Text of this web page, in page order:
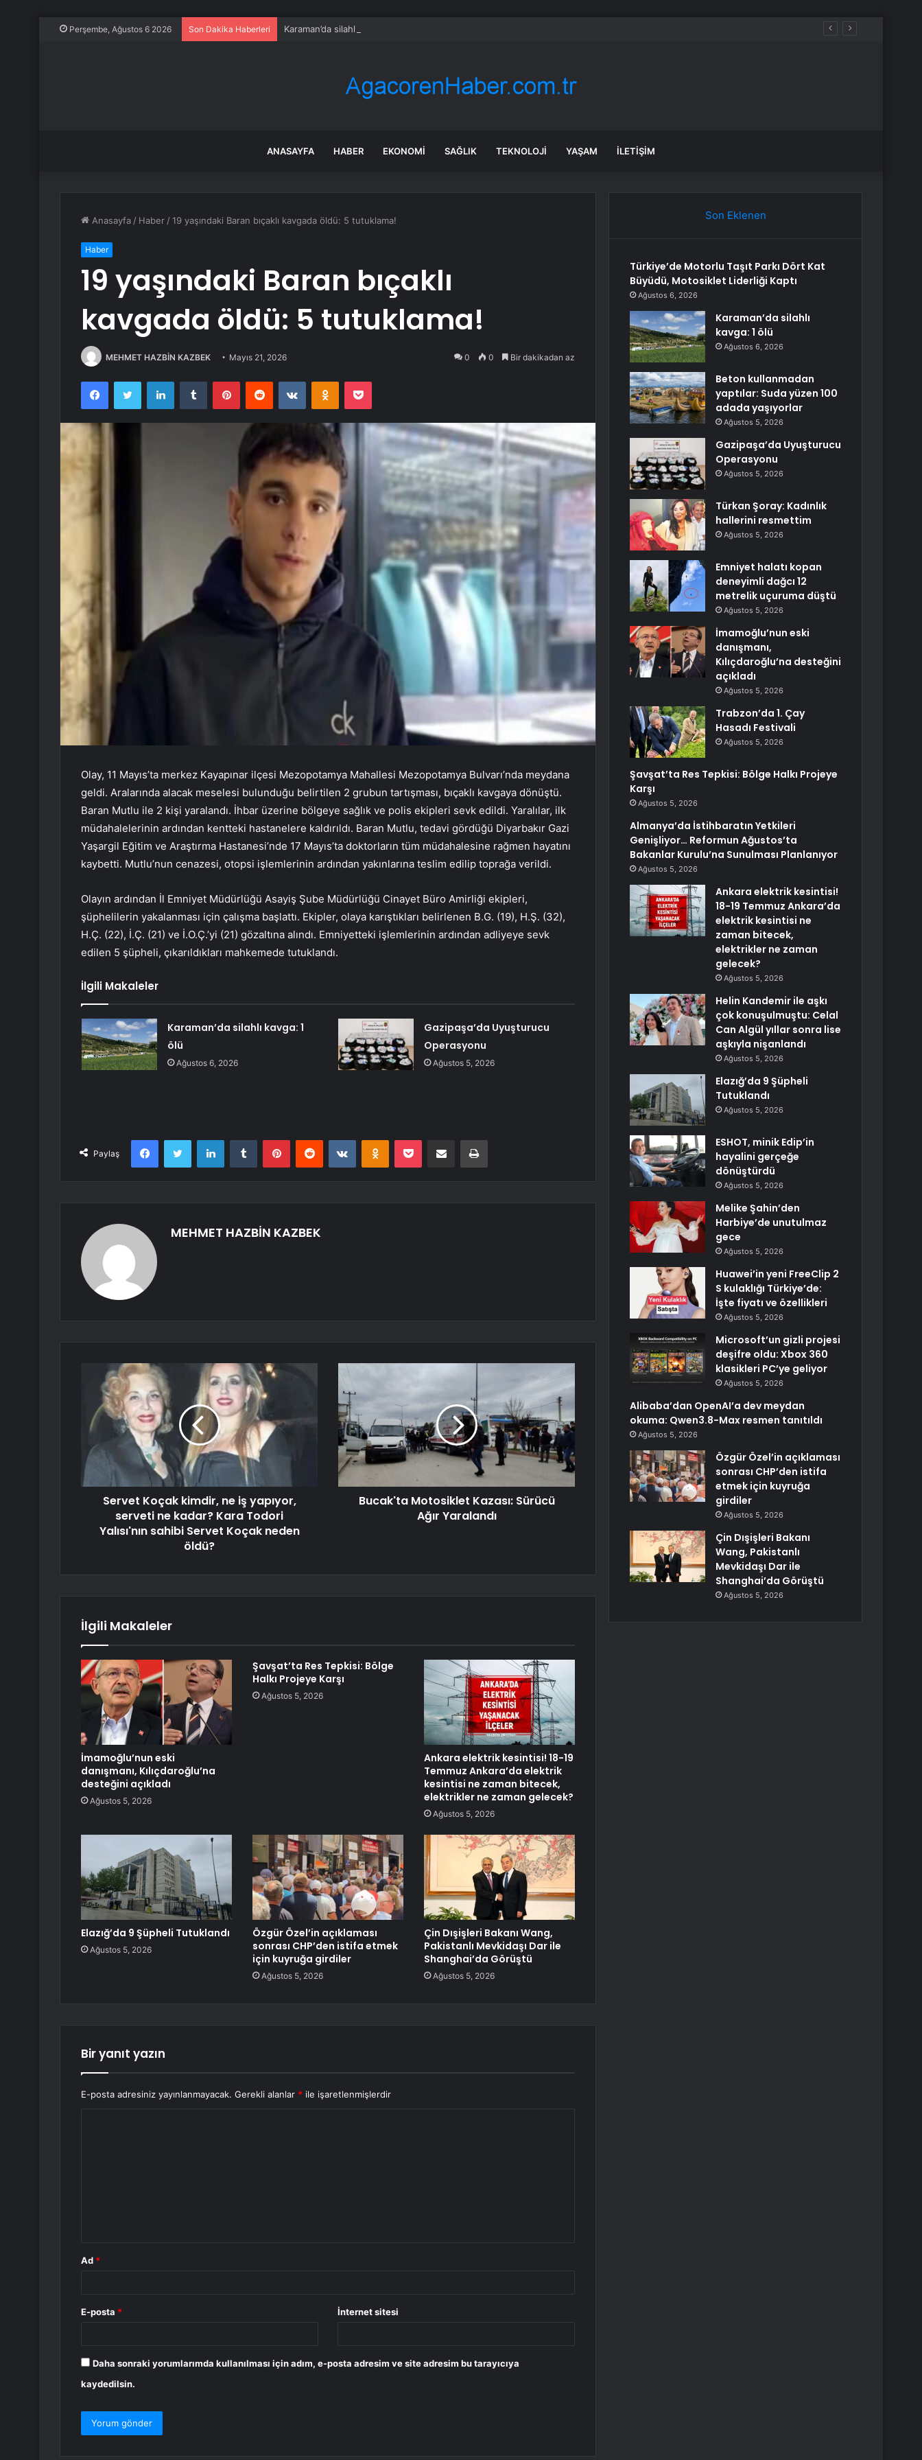
Perşembe, Ağustos 6 2026 Son Dakika Haberleri Karaman’da silahlı kavga: 1 ölü
ANASAYFA HABER EKONOMI SAĞLIK TEKNOLOJI YAŞAM İLETIŞIM
Anasayfa / Haber /19 yaşındaki Baran bıçaklı kavgada öldü: 5 tutuklama!
Haber
19 yaşındaki Baran bıçaklı
kavgada öldü: 5 tutuklama!
MEHMET HAZBİN KAZBEK Mayıs 21, 2026 0 0 Bir dakikadan az
FacebookTwitter LinkedInTumblr PinterestReddit VKontakteOdnoklassniki
Pocket
Olay, 11 Mayıs’ta merkez Kayapınar ilçesi Mezopotamya Mahallesi Mezopotamya Bulvarı’nda meydana
geldi. Aralarında alacak meselesi bulunduğu belirtilen 2 grubun tartışması, bıçaklı kavgaya dönüştü.
Baran Mutlu ile 2 kişi yaralandı. İhbar üzerine bölgeye sağlık ve polis ekipleri sevk edildi. Yaralılar, ilk
müdahalelerinin ardından kentteki hastanelere kaldırıldı. Baran Mutlu, tedavi gördüğü Diyarbakır Gazi
Yaşargil Eğitim ve Araştırma Hastanesi’nde 17 Mayıs’ta doktorların tüm müdahalesine rağmen hayatını
kaybetti. Mutlu’nun cenazesi, otopsi işlemlerinin ardından yakınlarına teslim edilip toprağa verildi.
Olayın ardından İl Emniyet Müdürlüğü Asayiş Şube Müdürlüğü Cinayet Büro Amirliği ekipleri,
şüphelilerin yakalanması için çalışma başlattı. Ekipler, olaya karıştıkları belirlenen B.G. (19), H.Ş. (32),
H.Ç. (22), İ.Ç. (21) ve İ.O.Ç.’yi (21) gözaltına alındı. Emniyetteki işlemlerinin ardından adliyeye sevk
edilen 5 şüpheli, çıkarıldıkları mahkemede tutuklandı.
İlgili Makaleler
Karaman’da silahlı kavga: 1
ölü
Ağustos 6, 2026
Gazipaşa’da Uyuşturucu
Operasyonu
Ağustos 5, 2026
Paylaş
FacebookTwitter LinkedInTumblr PinterestReddit VKontakteOdnoklassniki
Pocket E-Posta ile paylaş Yazdır
MEHMET HAZBİN KAZBEK
Servet Koçak kimdir, ne iş yapıyor,
serveti ne kadar? Kara Todori
Yalısı'nın sahibi Servet Koçak neden
öldü?
Bucak'ta Motosiklet Kazası: Sürücü
Ağır Yaralandı
İlgili Makaleler
İmamoğlu’nun eski
danışmanı, Kılıçdaroğlu’na
desteğini açıkladı
Ağustos 5, 2026
Şavşat’ta Res Tepkisi: Bölge
Halkı Projeye Karşı
Ağustos 5, 2026
Ankara elektrik kesintisi! 18-19
Temmuz Ankara’da elektrik
kesintisi ne zaman bitecek,
elektrikler ne zaman gelecek?
Ağustos 5, 2026
Elazığ’da 9 Şüpheli Tutuklandı
Ağustos 5, 2026
Özgür Özel’in açıklaması
sonrası CHP’den istifa etmek
için kuyruğa girdiler
Ağustos 5, 2026
Çin Dışişleri Bakanı Wang,
Pakistanlı Mevkidaşı Dar ile
Shanghai’da Görüştü
Ağustos 5, 2026
Bir yanıt yazın
E-posta adresiniz yayınlanmayacak. Gerekli alanlar * ile işaretlenmişlerdir
Ad *
E-posta * İnternet sitesi
Daha sonraki yorumlarımda kullanılması için adım, e-posta adresim ve site adresim bu tarayıcıya
kaydedilsin.
Son Eklenen
Türkiye’de Motorlu Taşıt Parkı Dört Kat
Büyüdü, Motosiklet Liderliği Kaptı
Ağustos 6, 2026
Karaman’da silahlı
kavga: 1 ölü
Ağustos 6, 2026
Beton kullanmadan
yaptılar: Suda yüzen 100
adada yaşıyorlar
Ağustos 5, 2026
Gazipaşa’da Uyuşturucu
Operasyonu
Ağustos 5, 2026
Türkan Şoray: Kadınlık
hallerini resmettim
Ağustos 5, 2026
Emniyet halatı kopan
deneyimli dağcı 12
metrelik uçuruma düştü
Ağustos 5, 2026
İmamoğlu’nun eski
danışmanı,
Kılıçdaroğlu’na desteğini
açıkladı
Ağustos 5, 2026
Trabzon’da 1. Çay
Hasadı Festivali
Ağustos 5, 2026
Şavşat’ta Res Tepkisi: Bölge Halkı Projeye
Karşı
Ağustos 5, 2026
Almanya’da İstihbaratın Yetkileri
Genişliyor… Reformun Ağustos’ta
Bakanlar Kurulu’na Sunulması Planlanıyor
Ağustos 5, 2026
Ankara elektrik kesintisi!
18-19 Temmuz Ankara’da
elektrik kesintisi ne
zaman bitecek,
elektrikler ne zaman
gelecek?
Ağustos 5, 2026
Helin Kandemir ile aşkı
çok konuşulmuştu: Celal
Can Algül yıllar sonra lise
aşkıyla nişanlandı
Ağustos 5, 2026
Elazığ’da 9 Şüpheli
Tutuklandı
Ağustos 5, 2026
ESHOT, minik Edip’in
hayalini gerçeğe
dönüştürdü
Ağustos 5, 2026
Melike Şahin’den
Harbiye’de unutulmaz
gece
Ağustos 5, 2026
Huawei’in yeni FreeClip 2
S kulaklığı Türkiye’de:
İşte fiyatı ve özellikleri
Ağustos 5, 2026
Microsoft’un gizli projesi
deşifre oldu: Xbox 360
klasikleri PC’ye geliyor
Ağustos 5, 2026
Alibaba’dan OpenAI’a dev meydan
okuma: Qwen3.8-Max resmen tanıtıldı
Ağustos 5, 2026
Özgür Özel’in açıklaması
sonrası CHP’den istifa
etmek için kuyruğa
girdiler
Ağustos 5, 2026
Çin Dışişleri Bakanı
Wang, Pakistanlı
Mevkidaşı Dar ile
Shanghai’da Görüştü
Ağustos 5, 2026